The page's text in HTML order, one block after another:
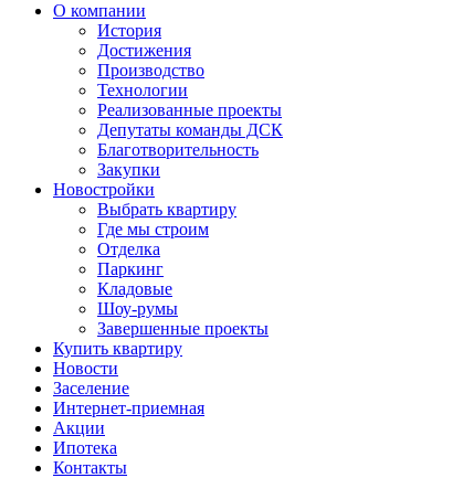
О компании
История
Достижения
Производство
Технологии
Реализованные проекты
Депутаты команды ДСК
Благотворительность
Закупки
Новостройки
Выбрать квартиру
Где мы строим
Отделка
Паркинг
Кладовые
Шоу-румы
Завершенные проекты
Купить квартиру
Новости
Заселение
Интернет-приемная
Акции
Ипотека
Контакты